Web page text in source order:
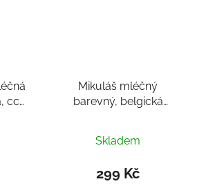
cca
Mikuláš mléčný
barevný, belgická
Skladem
299 Kč